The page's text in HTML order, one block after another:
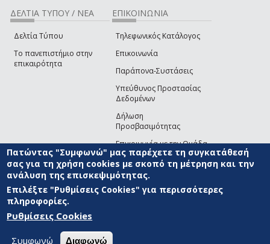
ΔΕΛΤΙΑ ΤΥΠΟΥ / ΝΕΑ
Δελτία Τύπου
Το πανεπιστήμιο στην
επικαιρότητα
ΕΠΙΚΟΙΝΩΝΙΑ
Τηλεφωνικός Κατάλογος
Επικοινωνία
Παράπονα-Συστάσεις
Υπεύθυνος Προστασίας
Δεδομένων
Δήλωση
Προσβασιμότητας
Επικοινωνία με την Ομάδα
Ανάπτυξης του site(link sends e-mail)
© ΠΑΝΕΠΙΣΤΗΜΙΟ ΑΙΓΑΙΟΥ ΟΡΟΙ ΧΡΗΣΗΣ
ΑΝΑΠΤΥΞΗΣ
Πατώντας "Συμφωνώ" μας παρέχετε τη συγκατάθεσή
σας για τη χρήση cookies με σκοπό τη μέτρηση και την
ανάλυση της επισκεψιμότητας.
Επιλέξτε "Ρυθμίσεις Cookies" για περισσότερες
πληροφορίες.
Ρυθμίσεις Cookies
Συμφωνώ Διαφωνώ